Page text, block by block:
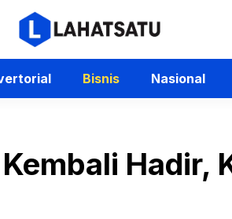
Bisnis Nasional
Hadir,